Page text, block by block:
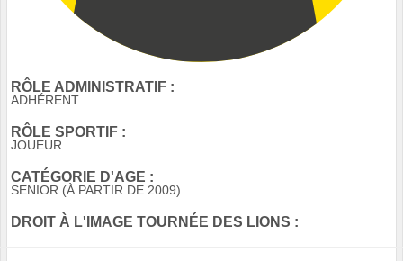
RÔLE ADMINISTRATIF :
ADHÉRENT
RÔLE SPORTIF :
JOUEUR
CATÉGORIE D'AGE :
SENIOR (À PARTIR DE 2009)
DROIT À L'IMAGE TOURNÉE DES LIONS :